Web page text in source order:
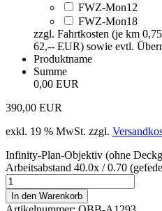
FWZ-Mon12
FWZ-Mon18
zzgl. Fahrtkosten (je km
62,-- EUR) sowie evtl.
Produktname
Summe
0,00 EUR
390,00 EUR
exkl. 19 % MwSt. zzgl.
Infinity-Plan-Objektiv (ohne
Arbeitsabstand 40.0x / 0.70
In den Warenkorb